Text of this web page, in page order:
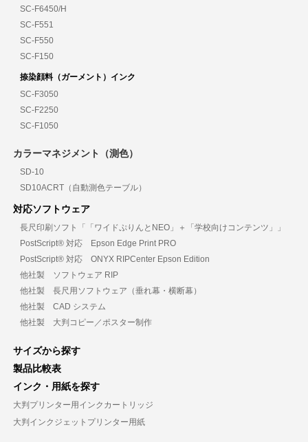
SC-F6450/H
SC-F551
SC-F550
SC-F150
捺染顔料（ガーメント）インク
SC-F3050
SC-F2250
SC-F1050
カラーマネジメント（測色）
SD-10
SD10ACRT（自動測色テーブル）
対応ソフトウェア
長尺印刷ソフト「「ワイドぷりんとNEO」＋「学校向けコンテンツ」」
PostScript® 対応 Epson Edge Print PRO
PostScript® 対応 ONYX RIPCenter Epson Edition
他社製 ソフトウェア RIP
他社製 長尺用ソフトウェア（垂れ幕・横断幕）
他社製 CAD システム
他社製 大判コピー／ポスター制作
サイズから探す
製品比較表
インク・用紙を探す
大判プリンター用インクカートリッジ
大判インクジェットプリンター用紙